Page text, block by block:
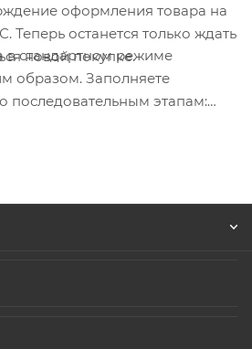
оформления товара на
Теперь останется только ждать
новой покупке.
в стандартном режиме
образом. Заполняете
последовательным этапам: